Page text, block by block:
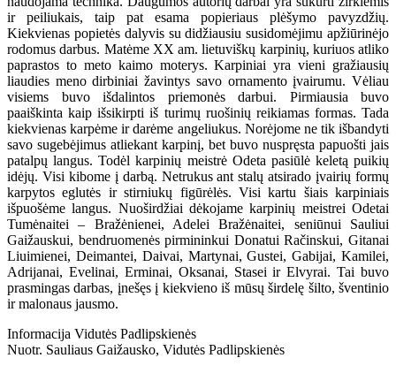
ir peiliukais, taip pat esama popieriaus plėšymo pavyzdžių.
Kiekvienas popietės dalyvis su didžiausiu susidomėjimu apžiūrinėjo
rodomus darbus. Matėme XX am. lietuviškų karpinių, kuriuos atliko
paprastos to meto kaimo moterys. Karpiniai yra vieni gražiausių
liaudies meno dirbiniai žavintys savo ornamento įvairumu. Vėliau
visiems buvo išdalintos priemonės darbui. Pirmiausia buvo
paaiškinta kaip išsikirpti iš turimų ruošinių reikiamas formas. Tada
kiekvienas karpėme ir darėme angeliukus. Norėjome ne tik išbandyti
savo sugebėjimus atliekant karpinį, bet buvo nuspręsta papuošti jais
patalpų langus. Todėl karpinių meistrė Odeta pasiūlė keletą puikių
idėjų. Visi kibome į darbą. Netrukus ant stalų atsirado įvairių formų
karpytos eglutės ir stirniukų figūrėlės. Visi kartu šiais karpiniais
išpuošėme langus. Nuoširdžiai dėkojame karpinių meistrei Odetai
Tumėnaitei – Bražėnienei, Adelei Bražėnaitei, seniūnui Sauliui
Gaižauskui, bendruomenės pirmininkui Donatui Račinskui, Gitanai
Liuimienei, Deimantei, Daivai, Martynai, Gustei, Gabijai, Kamilei,
Adrijanai, Evelinai, Erminai, Oksanai, Stasei ir Elvyrai. Tai buvo
prasmingas darbas, įnešęs į kiekvieno iš mūsų širdelę šilto, šventinio
ir malonaus jausmo.
Informacija Vidutės Padlipskienės
Nuotr. Sauliaus Gaižausko, Vidutės Padlipskienės